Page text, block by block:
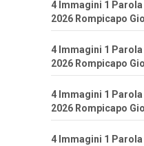
4 Immagini 1
2026 Rompicapo
4 Immagini 1
2026 Rompicapo
4 Immagini 1
2026 Rompicapo
4 Immagini 1